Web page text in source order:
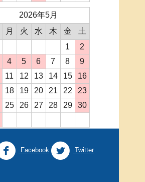
2026年5月
月 火 水 木 金
土
1
2
4 5 6 7 8
9
11 12 13 14 15
16
18 19 20 21 22
23
25 26 27 28 29
30
Facebook Twitter